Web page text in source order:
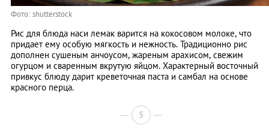
Фото: shutterstock
Рис для блюда наси лемак варится на кокосовом молоке, что
придает ему особую мягкость и нежность. Традиционно рис
дополнен сушеным анчоусом, жареным арахисом, свежим
огурцом и сваренным вкрутую яйцом. Характерный восточный
привкус блюду дарит креветочная паста и самбал на основе
красного перца.
5